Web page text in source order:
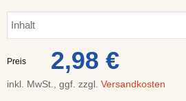
Inhalt
Preis 2,98 €
inkl. MwSt., ggf. zzgl. Versandkosten